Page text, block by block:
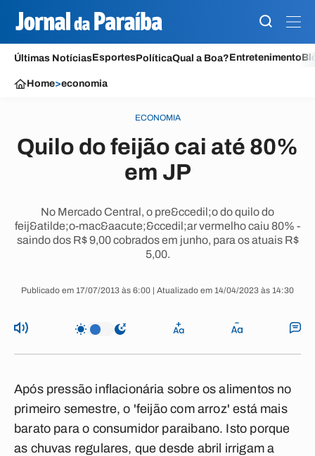
Últimas NotíciasEsportesPolíticaQual a Boa?Entretenimento
Home>economia
ECONOMIA
Quilo do feijão cai até 80%
em JP
No Mercado Central, o pre&ccedil;o do quilo do
feij&atilde;o-mac&aacute;&ccedil;ar vermelho caiu 80% -
saindo dos R$ 9,00 cobrados em junho, para os atuais R$
5,00.
Publicado em 17/07/2013 às 6:00 | Atualizado em 14/04/2023 às 14:30
Após pressão inflacionária sobre os alimentos no
primeiro semestre, o 'feijão com arroz' está mais
barato para o consumidor paraibano. Isto porque
as chuvas regulares, que desde abril irrigam a